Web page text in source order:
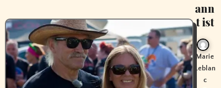
ann
t ist
Marie
Leblan
c